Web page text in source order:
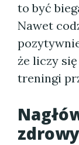
to być
Nawet
że liczy
treningi